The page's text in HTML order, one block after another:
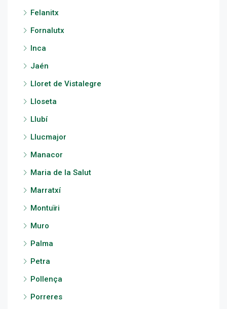
Felanitx
Fornalutx
Inca
Jaén
Lloret de Vistalegre
Lloseta
Llubí
Llucmajor
Manacor
Maria de la Salut
Marratxí
Montuïri
Muro
Palma
Petra
Pollença
Porreres